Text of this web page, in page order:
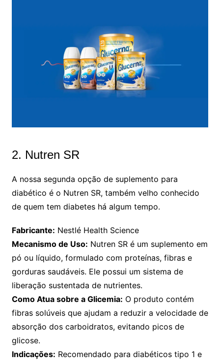
2. Nutren SR
A nossa segunda opção de suplemento para
diabético é o Nutren SR, também velho conhecido
de quem tem diabetes há algum tempo.
Fabricante: Nestlé Health Science
Mecanismo de Uso: Nutren SR é um suplemento em
pó ou líquido, formulado com proteínas, fibras e
gorduras saudáveis. Ele possui um sistema de
liberação sustentada de nutrientes.
Como Atua sobre a Glicemia: O produto contém
fibras solúveis que ajudam a reduzir a velocidade de
absorção dos carboidratos, evitando picos de
glicose.
Indicações: Recomendado para diabéticos tipo 1 e